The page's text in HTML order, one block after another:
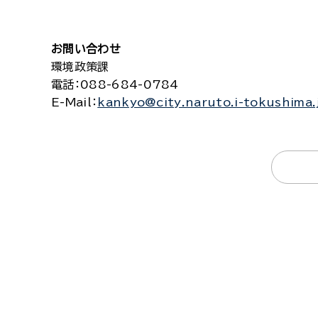
お問い合わせ
環境政策課
電話 ：088-684-0784
E-Mail
： kankyo@city.naruto.i-